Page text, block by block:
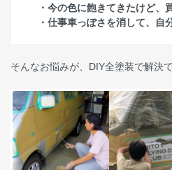
・今の色に飽きてきたけど
・仕事車っぽさを消して、自
そんなお悩みが、DIY全塗装で解決で